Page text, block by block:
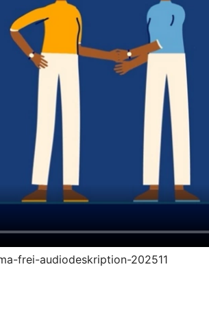
frei-audiodeskription-202511